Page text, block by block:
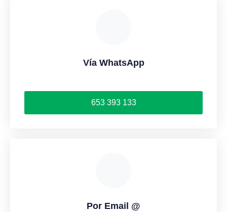
Vía WhatsApp
653 393 133
Por Email @